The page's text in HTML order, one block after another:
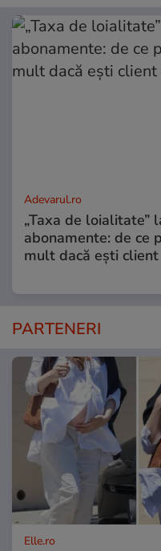
Adevarul.ro
„Taxa de loialitate”
abonamente: de ce
mult dacă ești client
PARTENERI
Elle.ro